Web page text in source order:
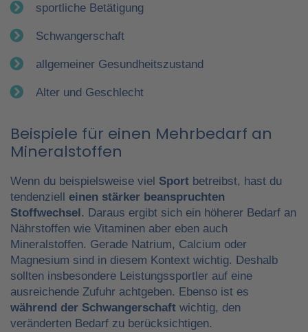
sportliche Betätigung
Schwangerschaft
allgemeiner Gesundheitszustand
Alter und Geschlecht
Beispiele für einen Mehrbedarf an
Mineralstoffen
Wenn du beispielsweise viel Sport betreibst, hast du
tendenziell einen stärker beanspruchten
Stoffwechsel. Daraus ergibt sich ein höherer Bedarf an
Nährstoffen wie Vitaminen aber eben auch
Mineralstoffen. Gerade Natrium, Calcium oder
Magnesium sind in diesem Kontext wichtig. Deshalb
sollten insbesondere Leistungssportler auf eine
ausreichende Zufuhr achtgeben. Ebenso ist es
während der Schwangerschaft wichtig, den
veränderten Bedarf zu berücksichtigen.